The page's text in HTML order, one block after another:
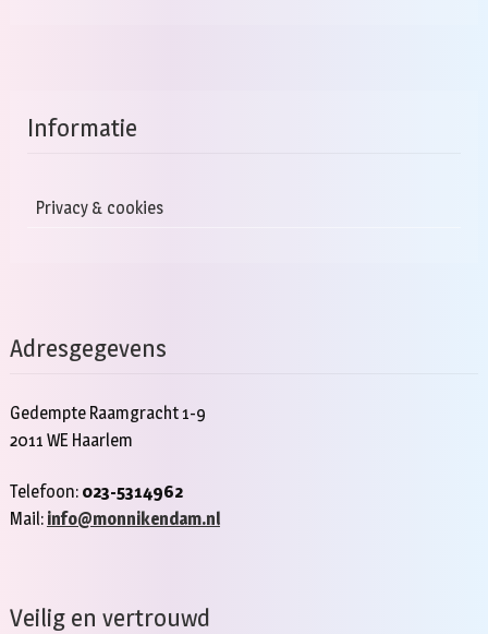
Informatie
Privacy & cookies
Adresgegevens
Gedempte Raamgracht 1-9
2011 WE Haarlem
Telefoon: 023-5314962
Mail: info@monnikendam.nl
Veilig en vertrouwd